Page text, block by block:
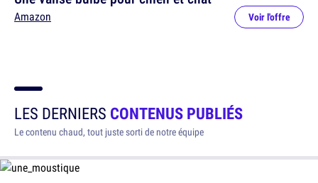
Amazon Voir l'offre
LES DERNIERS CONTENUS PUBLIÉS
Le contenu chaud, tout juste sorti de notre équipe